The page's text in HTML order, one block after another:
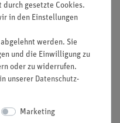
zur Markierung
Bereichen auf der
00).
24 St. (8 x rot, 8 x
gesetzte Cookies.
in den Einstellungen
werden. Sie
und die Einwilligung zu
oder zu widerrufen.
unserer Daten­schutz­
Marketing